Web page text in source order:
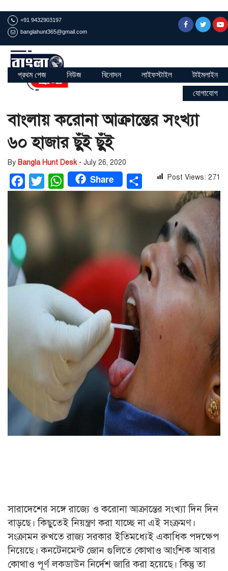
+91 9432903197
banglahunt365@gmail.com
প্রথম পেজ নিউজ বিনোদন লাইফস্টাইল টাইমলাইন
যোগাযোগ
বাংলায় করোনা আক্রান্তের সংখ্যা
৬০ হাজার ছুঁই ছুঁই
By Bangla Hunt Desk - July 26, 2020
FacebookTwitter
Share Post Views: 271
সারাদেশের সঙ্গে রাজ্যে ও করোনা আক্রান্তের সংখ্যা দিন দিন
বাড়ছে। কিছুতেই নিয়ন্ত্রণ করা যাচ্ছে না এই সংক্রমণ।
সংক্রামন রুখতে রাজ্য সরকার ইতিমধ্যেই একাধিক পদক্ষেপ
নিয়েছে। কনটেনমেন্ট জোন গুলিতে কোথাও আংশিক আবার
কোথাও পূর্ণ লকডাউন নির্দেশ জারি করা হয়েছে। কিন্তু তা